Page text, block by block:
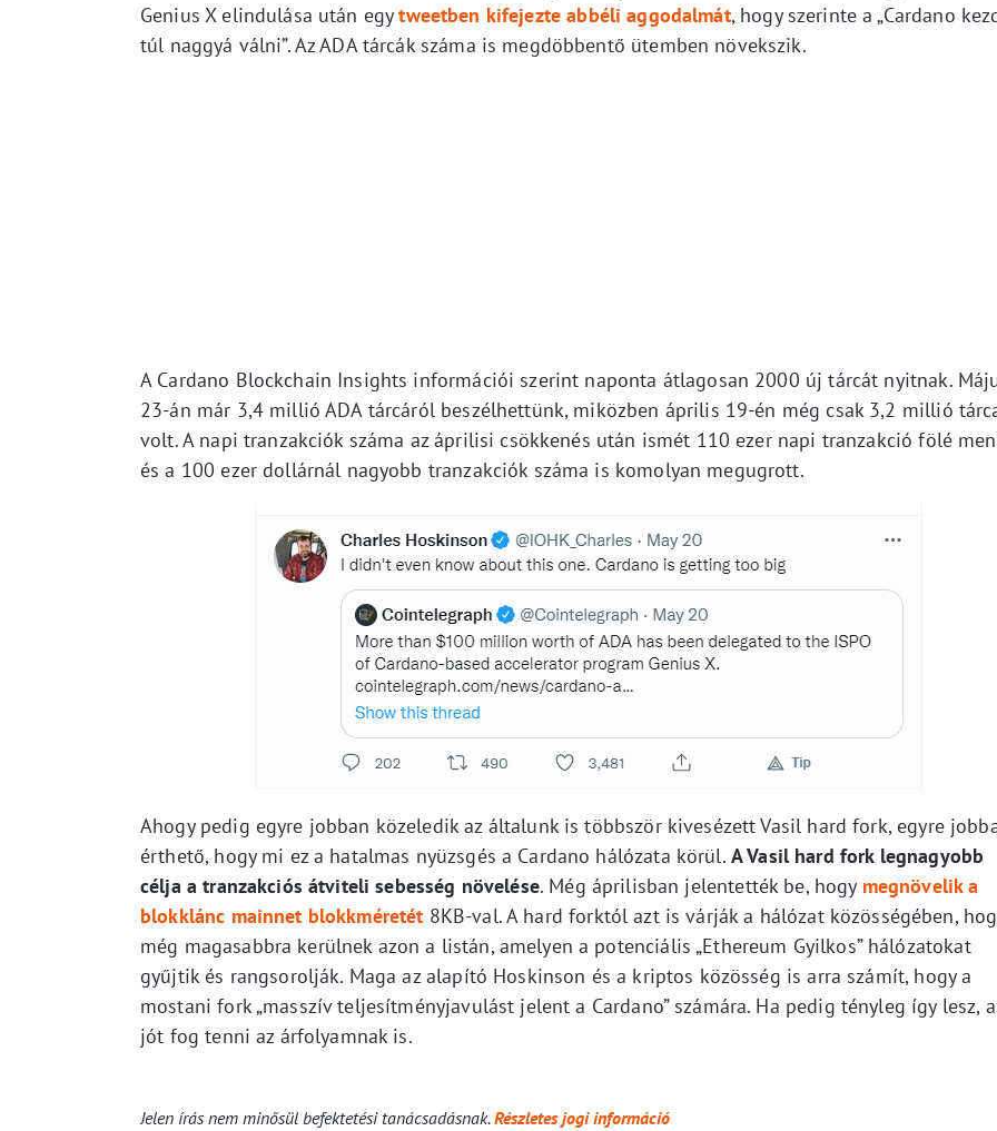
Genius X elindulása után egytweetben kifejezte abbéli aggodalmát, hogy szerinte a „Cardano
túl naggyá válni”. Az ADA tárcák száma is megdöbbentő ütemben növekszik.
A Cardano Blockchain Insights információi szerint naponta átlagosan 2000 új tárcát nyitnak.
23-án már 3,4 millió ADA tárcáról beszélhettünk, miközben április 19-én még csak 3,2 millió
volt. A napi tranzakciók száma az áprilisi csökkenés után ismét 110 ezer napi tranzakció fölé
és a 100 ezer dollárnál nagyobb tranzakciók száma is komolyan megugrott.
Ahogy pedig egyre jobban közeledik az általunk is többször kivesézett Vasil hard fork, egyre
érthető, hogy mi ez a hatalmas nyüzsgés a Cardano hálózata körül. A Vasil hard fork legnagyobb
célja a tranzakciós átviteli sebesség növelése. Még áprilisban jelentették be, hogy megnövelik a
blokklánc mainnet blokkméretét 8KB-val. A hard forktól azt is várják a hálózat közösségében,
még magasabbra kerülnek azon a listán, amelyen a potenciális „Ethereum Gyilkos” hálózatokat
gyűjtik és rangsorolják. Maga az alapító Hoskinson és a kriptos közösség is arra számít, hogy a
mostani fork „masszív teljesítményjavulást jelent a Cardano” számára. Ha pedig tényleg így lesz,
jót fog tenni az árfolyamnak is.
Jelen írás nem minősül befektetési tanácsadásnak.Részletes jogi információ